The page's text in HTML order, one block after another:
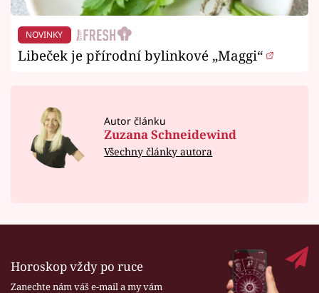
NOVINKY
Libeček je přírodní bylinkové „Maggi“
Autor článku
Zuzana Schneidewind
Všechny články autora
Horoskop vždy po ruce
Zanechte nám váš e-mail a my vám